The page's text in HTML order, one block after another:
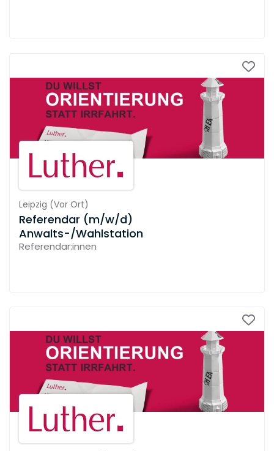
Leipzig (Vor Ort)
Referendar (m/w/d)
Anwalts-/Wahlstation
Referendar:innen